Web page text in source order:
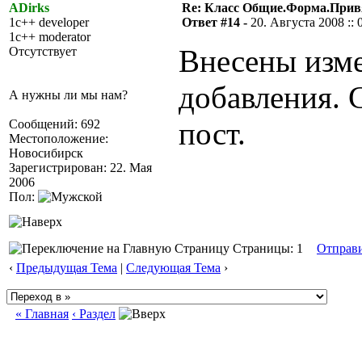
ADirks
1c++ developer
1c++ moderator
Отсутствует
А нужны ли мы нам?
Сообщений: 692
Местоположение:
Новосибирск
Зарегистрирован: 22. Мая
2006
Пол:
Re: Класс
Ответ #14 - 20. Августа 2008 ::
Внесены
добавления.
пост.
Страницы: 1
‹ Предыдущая Тема | Следующая Тема ›
« Главная ‹ Раздел